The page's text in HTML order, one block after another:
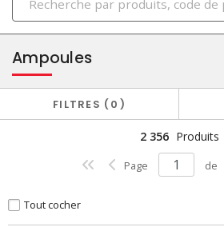
éclairage
Ampoules
FILTRES 0
2 356 Produits
Page de
Tout cocher